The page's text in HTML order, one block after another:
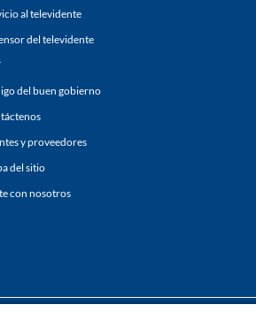
al televidente
del televidente
del buen gobierno
y proveedores
del sitio
con nosotros